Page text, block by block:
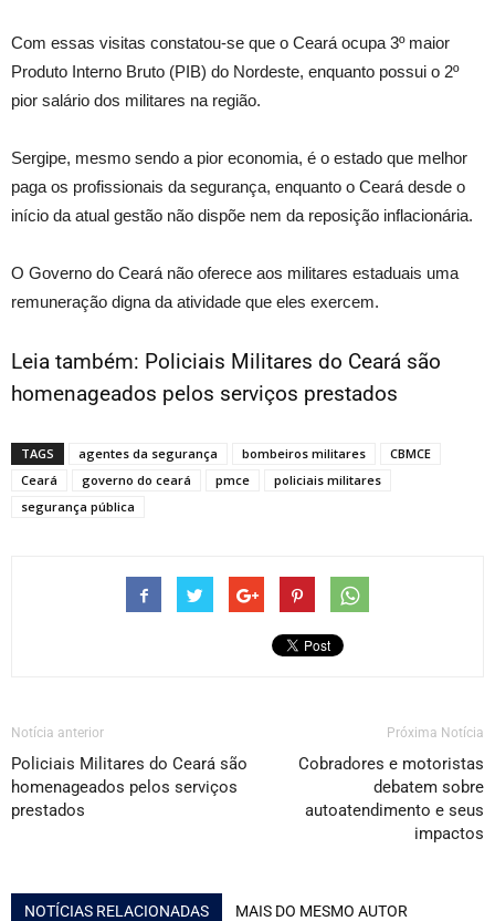
Com essas visitas constatou-se que o Ceará ocupa 3º maior
Produto Interno Bruto (PIB) do Nordeste, enquanto possui o 2º
pior salário dos militares na região.
Sergipe, mesmo sendo a pior economia, é o estado que melhor
paga os profissionais da segurança, enquanto o Ceará desde o
início da atual gestão não dispõe nem da reposição inflacionária.
O Governo do Ceará não oferece aos militares estaduais uma
remuneração digna da atividade que eles exercem.
Leia também: Policiais Militares do Ceará são
homenageados pelos serviços prestados
TAGS agentes da segurança bombeiros militares
CBMCE
Ceará
governo do ceará pmce
policiais militares
segurança pública
Notícia anterior
Policiais Militares do Ceará são
homenageados pelos serviços
prestados
Próxima Notícia
Cobradores e motoristas
debatem sobre
autoatendimento e seus
impactos
NOTÍCIAS RELACIONADAS MAIS DO MESMO AUTOR